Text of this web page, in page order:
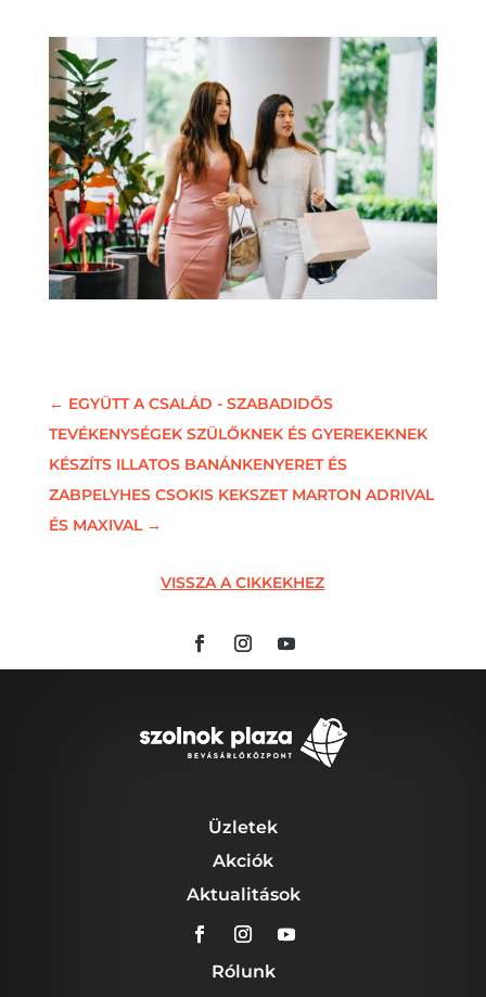
← EGYÜTT A CSALÁD - SZABADIDŐS
TEVÉKENYSÉGEK SZÜLŐKNEK ÉS GYEREKEKNEK
KÉSZÍTS ILLATOS BANÁNKENYERET ÉS
ZABPELYHES CSOKIS KEKSZET MARTON ADRIVAL
ÉS MAXIVAL→
VISSZA A CIKKEKHEZ
Üzletek
Akciók
Aktualitások
Rólunk